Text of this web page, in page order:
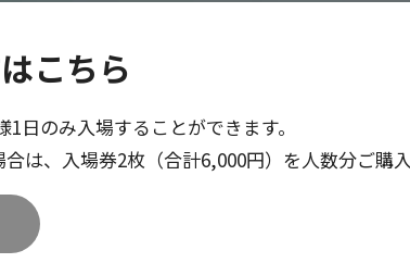
こちら
日のみ入場することができます。
は、入場券2枚（合計6,000円）を人数分ご購入